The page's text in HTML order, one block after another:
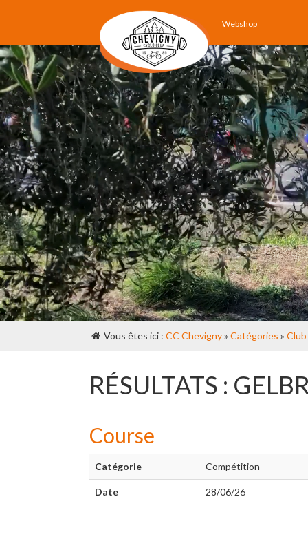
Webshop
Vous êtes ici : CC Chevigny» Catégories » Club
RÉSULTATS :
Course
Catégorie Compétition
Date 28/06/26